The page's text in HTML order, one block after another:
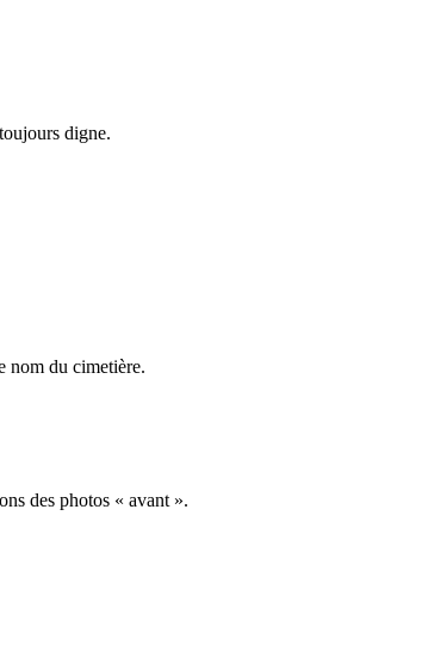
digne.
nom du cimetière.
des photos « avant ».